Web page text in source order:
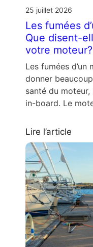
25 juillet 2026
Les fumées
Que disent-
votre moteur?
Les fumées
donner
santé du
in-board. Le
Lire l’article